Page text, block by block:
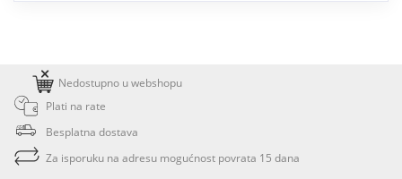
Nedostupno u webshopu
Plati na rate
Besplatna dostava
Za isporuku na adresu mogućnost povrata 15 dana